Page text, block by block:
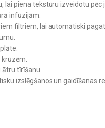
lai piena tekstūru izveidotu pēc
infūzijām.
filtriem, lai automātiski
tīrīšanu.
izslēgšanos un gaidīšanas